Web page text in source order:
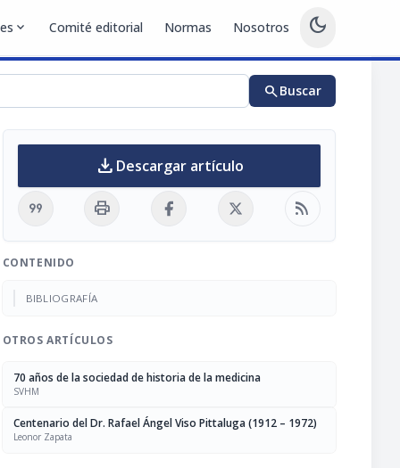
expand_more Comité editorial Normas Nosotros dark_mode
searchBuscar
download Descargar artículo
format_quote print rss_feed
CONTENIDO
BIBLIOGRAFÍA
OTROS ARTÍCULOS
70 años de la sociedad de historia de la medicina
SVHM
Centenario del Dr. Rafael Ángel Viso Pittaluga (1912 – 1972)
Leonor Zapata